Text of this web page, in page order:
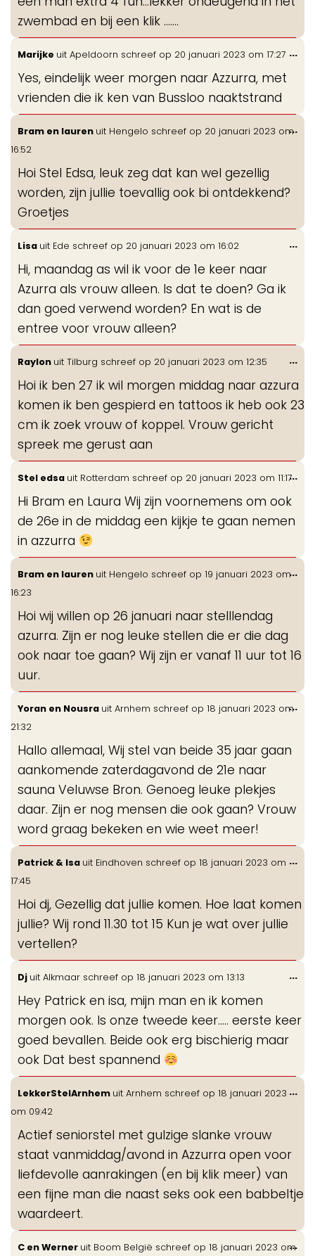
zwembad en bij een klik .......
Marijke uit Apeldoorn schreef op 20 januari 2023 om 17:27
Yes, eindelijk weer morgen naar Azzurra, met
vrienden die ik ken van Bussloo naaktstrand
...
Bram en lauren uit Hengelo schreef op 20 januari 2023 om
16:52
Hoi Stel Edsa, leuk zeg dat kan wel gezellig
worden, zijn jullie toevallig ook bi ontdekkend?
Groetjes
...
Lisa uit Ede schreef op 20 januari 2023 om 16:02
Hi, maandag as wil ik voor de 1e keer naar
Azurra als vrouw alleen. Is dat te doen? Ga ik
dan goed verwend worden? En wat is de
entree voor vrouw alleen?
...
Raylon uit Tilburg schreef op 20 januari 2023 om 12:35
Hoi ik ben 27 ik wil morgen middag naar azzura
komen ik ben gespierd en tattoos ik heb ook 23
cm ik zoek vrouw of koppel. Vrouw gericht
spreek me gerust aan
...
Stel edsa uit Rotterdam schreef op 20 januari 2023 om 11:17
Hi Bram en Laura Wij zijn voornemens om ook
de 26e in de middag een kijkje te gaan nemen
in azzurra
...
Bram en lauren uit Hengelo schreef op 19 januari 2023 om
16:23
Hoi wij willen op 26 januari naar stelllendag
azurra. Zijn er nog leuke stellen die er die dag
ook naar toe gaan? Wij zijn er vanaf 11 uur tot 16
uur.
...
Yoran en Nousra uit Arnhem schreef op 18 januari 2023 om
21:32
Hallo allemaal, Wij stel van beide 35 jaar gaan
aankomende zaterdagavond de 21e naar
sauna Veluwse Bron. Genoeg leuke plekjes
daar. Zijn er nog mensen die ook gaan? Vrouw
word graag bekeken en wie weet meer!
...
Patrick & Isa uit Eindhoven schreef op 18 januari 2023 om
17:45
Hoi dj, Gezellig dat jullie komen. Hoe laat komen
jullie? Wij rond 11.30 tot 15 Kun je wat over jullie
vertellen?
...
Dj uit Alkmaar schreef op 18 januari 2023 om 13:13
Hey Patrick en isa, mijn man en ik komen
morgen ook. Is onze tweede keer….. eerste keer
goed bevallen. Beide ook erg bischierig maar
ook Dat best spannend
...
LekkerStelArnhem uit Arnhem schreef op 18 januari 2023
om 09:42
Actief seniorstel met gulzige slanke vrouw
staat vanmiddag/avond in Azzurra open voor
liefdevolle aanrakingen (en bij klik meer) van
een fijne man die naast seks ook een babbeltje
waardeert.
...
C en Werner uit Boom België schreef op 18 januari 2023 om
...